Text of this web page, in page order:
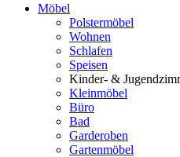
Möbel
Polstermöbel
Wohnen
Schlafen
Speisen
Kinder- &
Kleinmöbel
Büro
Bad
Garderoben
Gartenmöbel